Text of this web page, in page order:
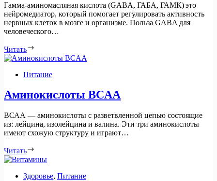
Гамма-аминомасляная кислота (GABA, ГАБА, ГАМК) это
нейромедиатор, который помогает регулировать активность
нервных клеток в мозге и организме. Польза GABA для
человеческого…
Читать
Питание
Аминокислоты BCAA
BСАА — аминокислоты с разветвленной цепью состоящие
из: лейцина, изолейцина и валина. Эти три аминокислоты
имеют схожую структуру и играют…
Читать
Здоровье, Питание